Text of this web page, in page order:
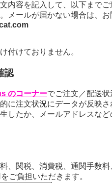
内容を記入して、以下まで
メールが届かない場合は、
付けておりません。
認
のコーナーでご注文／配送
に注文状況にデータが反映
したか、メールアドレスな
、関税、消費税、通関手数
ご負担いただきます。